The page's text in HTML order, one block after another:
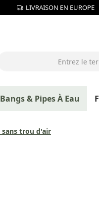
LIVRAISON EN EUROPE
Bangs & Pipes À Eau
sans trou d'air